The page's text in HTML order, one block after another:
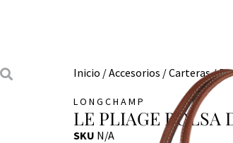
Inicio /Accesorios /Carteras/
LONGCHAMP
LE PLIAGE BOLSA
SKU N/A